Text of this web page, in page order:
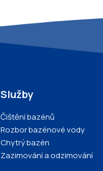
Služby
Čištění bazénů
Rozbor bazénové vody
Chytrý bazén
Zazimování a odzimování